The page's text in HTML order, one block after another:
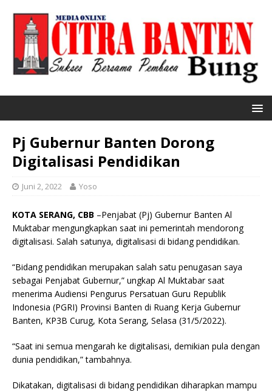
Pj Gubernur Banten Dorong
Digitalisasi Pendidikan
Juni 2, 2022 Yoso
KOTA SERANG, CBB –Penjabat (Pj) Gubernur Banten Al
Muktabar mengungkapkan saat ini pemerintah mendorong
digitalisasi. Salah satunya, digitalisasi di bidang pendidikan.
“Bidang pendidikan merupakan salah satu penugasan saya
sebagai Penjabat Gubernur,” ungkap Al Muktabar saat
menerima Audiensi Pengurus Persatuan Guru Republik
Indonesia (PGRI) Provinsi Banten di Ruang Kerja Gubernur
Banten, KP3B Curug, Kota Serang, Selasa (31/5/2022).
“Saat ini semua mengarah ke digitalisasi, demikian pula dengan
dunia pendidikan,” tambahnya.
Dikatakan, digitalisasi di bidang pendidikan diharapkan mampu